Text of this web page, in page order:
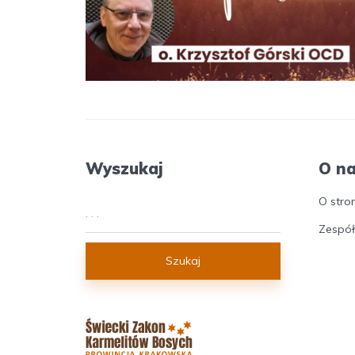
Wyszukaj
Szukaj
O
O